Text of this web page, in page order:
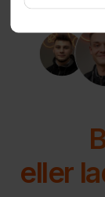
eller